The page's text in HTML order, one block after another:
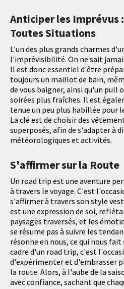
Anticiper les Imprévus
Toutes Situations
L'un des plus grands charmes
l'imprévisibilité. On ne sait
Il est donc essentiel d'être
toujours un maillot de bain,
de vous baigner, ainsi qu'un pull
soirées plus fraîches. Il est
tenue un peu plus habillée pour
La clé est de choisir des
superposés, afin de s'adapter à
météorologiques et activités.
S'affirmer sur la Route
Un road trip est une aventure
à travers le voyage. C'est
s'affirmer à travers son style
est une expression de soi,
paysages traversés, et les
se résume pas à suivre les
résonne en nous, ce qui nous
cadre d'un road trip, c'est
d'expérimenter et d'embrasser
la route. Alors, à l'aube de la
avec confiance, sachant que